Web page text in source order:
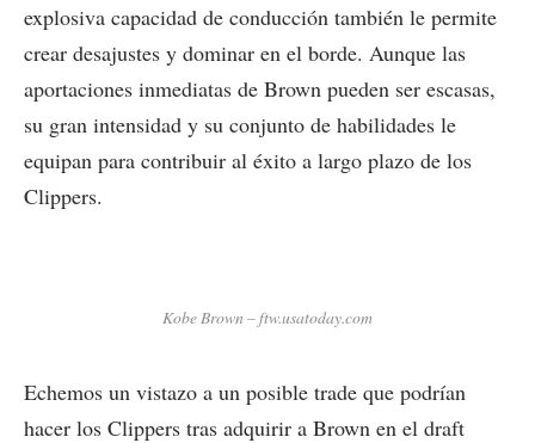
explosiva capacidad de conducción también le permite
crear desajustes y dominar en el borde. Aunque las
aportaciones inmediatas de Brown pueden ser escasas,
su gran intensidad y su conjunto de habilidades le
equipan para contribuir al éxito a largo plazo de los
Clippers.
Kobe Brown – ftw.usatoday.com
Echemos un vistazo a un posible trade que podrían
hacer los Clippers tras adquirir a Brown en el draft